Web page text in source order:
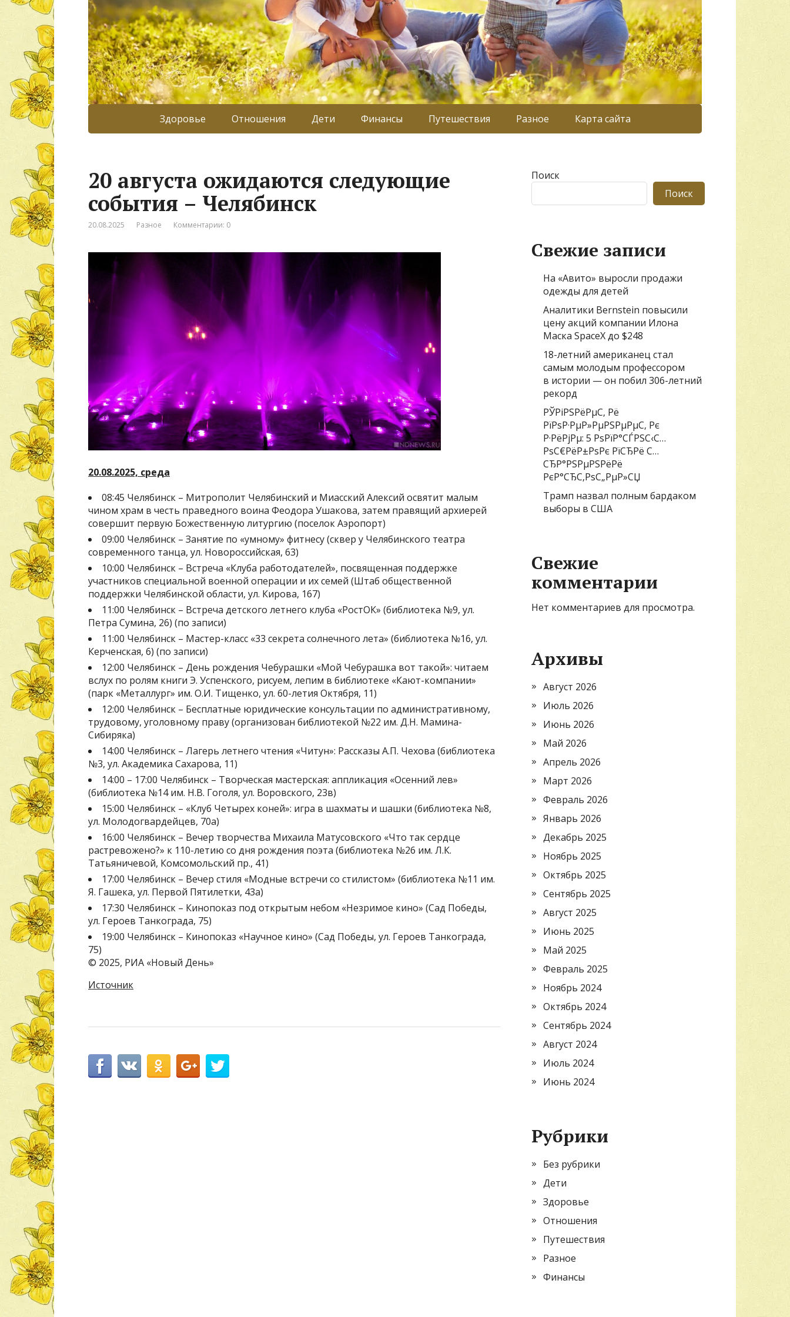
Здоровье Отношения Дети Финансы Путешествия Разное Карта сайта
20 августа ожидаются следующие
события – Челябинск
20.08.2025 Разное Комментарии: 0
20.08.2025, среда
08:45 Челябинск – Митрополит Челябинский и Миасский Алексий освятит малым
чином храм в честь праведного воина Феодора Ушакова, затем правящий архиерей
совершит первую Божественную литургию (поселок Аэропорт)
09:00 Челябинск – Занятие по «умному» фитнесу (сквер у Челябинского театра
современного танца, ул. Новороссийская, 63)
10:00 Челябинск – Встреча «Клуба работодателей», посвященная поддержке
участников специальной военной операции и их семей (Штаб общественной
поддержки Челябинской области, ул. Кирова, 167)
11:00 Челябинск – Встреча детского летнего клуба «РостОК» (библиотека №9, ул.
Петра Сумина, 26) (по записи)
11:00 Челябинск – Мастер-класс «33 секрета солнечного лета» (библиотека №16, ул.
Керченская, 6) (по записи)
12:00 Челябинск – День рождения Чебурашки «Мой Чебурашка вот такой»: читаем
вслух по ролям книги Э. Успенского, рисуем, лепим в библиотеке «Кают-компании»
(парк «Металлург» им. О.И. Тищенко, ул. 60-летия Октября, 11)
12:00 Челябинск – Бесплатные юридические консультации по административному,
трудовому, уголовному праву (организован библиотекой №22 им. Д.Н. Мамина-
Сибиряка)
14:00 Челябинск – Лагерь летнего чтения «Читун»: Рассказы А.П. Чехова (библиотека
№3, ул. Академика Сахарова, 11)
14:00 – 17:00 Челябинск – Творческая мастерская: аппликация «Осенний лев»
(библиотека №14 им. Н.В. Гоголя, ул. Воровского, 23в)
15:00 Челябинск – «Клуб Четырех коней»: игра в шахматы и шашки (библиотека №8,
ул. Молодогвардейцев, 70а)
16:00 Челябинск – Вечер творчества Михаила Матусовского «Что так сердце
растревожено?» к 110-летию со дня рождения поэта (библиотека №26 им. Л.К.
Татьяничевой, Комсомольский пр., 41)
17:00 Челябинск – Вечер стиля «Модные встречи со стилистом» (библиотека №11 им.
Я. Гашека, ул. Первой Пятилетки, 43а)
17:30 Челябинск – Кинопоказ под открытым небом «Незримое кино» (Сад Победы,
ул. Героев Танкограда, 75)
19:00 Челябинск – Кинопоказ «Научное кино» (Сад Победы, ул. Героев Танкограда,
75)
© 2025, РИА «Новый День»
Источник
Поиск
Поиск
Свежие записи
На «Авито» выросли продажи
одежды для детей
Аналитики Bernstein повысили
цену акций компании Илона
Маска SpaceX до $248
18-летний американец стал
самым молодым профессором
в истории — он побил 306-летний
рекорд
РЎРіРЅРёРµС‚ Рё
РїРѕР·РµР»РµРЅРµРµС‚ Рє
Р·РёРјРµ: 5 РѕРїР°СЃРЅС‹С…
РѕС€РёР±РѕРє РїСЂРё С…
СЂР°РЅРµРЅРёРё
РєР°СЂС‚РѕС„РµР»СЏ
Трамп назвал полным бардаком
выборы в США
Свежие
комментарии
Нет комментариев для просмотра.
Архивы
Август 2026
Июль 2026
Июнь 2026
Май 2026
Апрель 2026
Март 2026
Февраль 2026
Январь 2026
Декабрь 2025
Ноябрь 2025
Октябрь 2025
Сентябрь 2025
Август 2025
Июнь 2025
Май 2025
Февраль 2025
Ноябрь 2024
Октябрь 2024
Сентябрь 2024
Август 2024
Июль 2024
Июнь 2024
Рубрики
Без рубрики
Дети
Здоровье
Отношения
Путешествия
Разное
Финансы